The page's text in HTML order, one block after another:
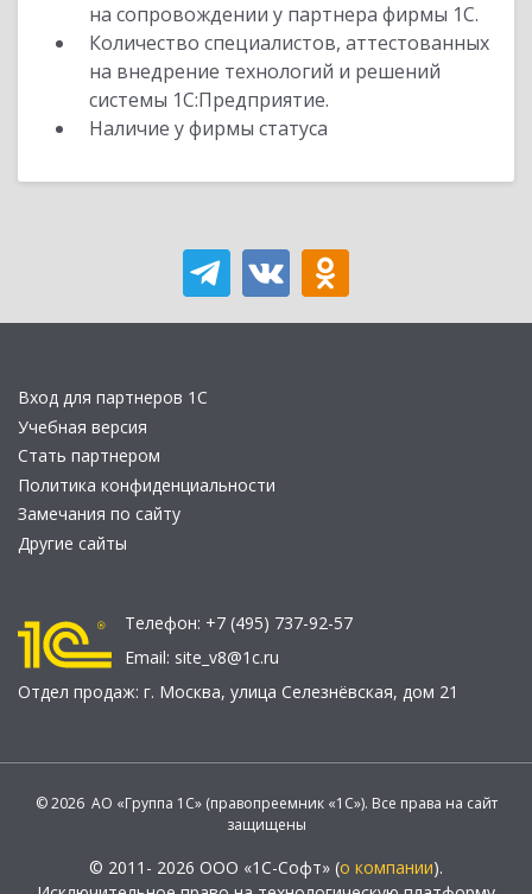
на сопровождении у партнера фирмы 1С.
Количество специалистов, аттестованных
на внедрение технологий и решений
системы 1С:Предприятие.
Наличие у фирмы статуса
Вход для партнеров 1С
Учебная версия
Стать партнером
Политика конфиденциальности
Замечания по сайту
Другие сайты
Телефон: +7 (495) 737-92-57
Email: site_v8@1c.ru
Отдел продаж: г. Москва, улица Селезнёвская, дом 21
© 2026 АО «Группа 1С» (правопреемник «1С»). Все права на сайт
защищены
© 2011- 2026 ООО «1С-Софт» (о компании).